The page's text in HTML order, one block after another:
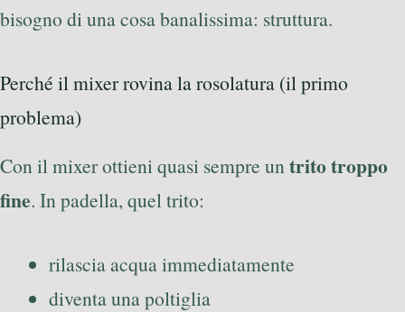
bisogno di una cosa banalissima: struttura.
Perché il mixer rovina la rosolatura (il primo
problema)
Con il mixer ottieni quasi sempre untrito troppo
fine. In padella, quel trito:
rilascia acqua immediatamente
diventa una poltiglia